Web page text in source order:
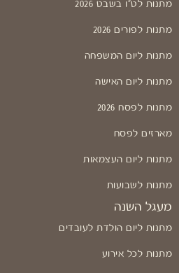
מתנות לט"ו בשבט 2026
מתנות לפורים 2026
מתנות ליום המשפחה
מתנות ליום האישה
מתנות לפסח 2026
מארזים לפסח
מתנות ליום העצמאות
מתנות לשבועות
מעגל השנה
מתנות ליום הולדת לעובדים
מתנות לכל אירוע